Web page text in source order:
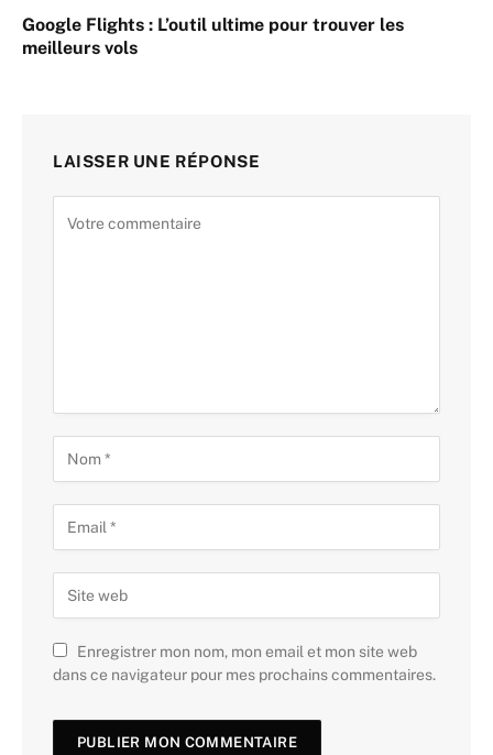
Google Flights : L’outil ultime pour trouver les
meilleurs vols
LAISSER UNE RÉPONSE
Enregistrer mon nom, mon email et mon site web
dans ce navigateur pour mes prochains commentaires.